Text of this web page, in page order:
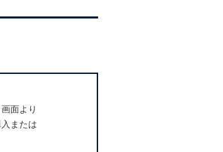
画面より
または